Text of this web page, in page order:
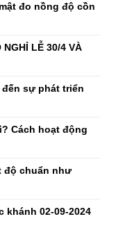
đo nồng độ cồn
NGHỈ LỄ 30/4 VÀ
sự phát triển
Cách hoạt động
độ chuẩn như
khánh 02-09-2024